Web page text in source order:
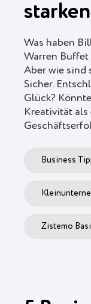
Was haben
Warren Buffet
Aber wie sind
Sicher.
Glück?
Kreativität als
Business
Zistemo